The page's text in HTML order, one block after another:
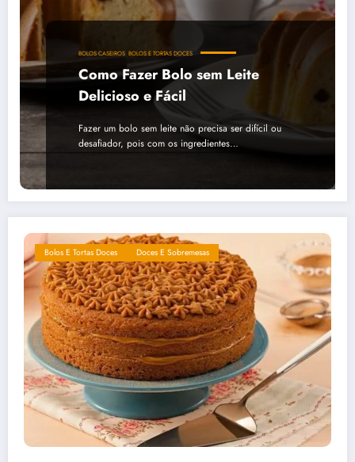
BOLOS CASEIROS BOLOS E TORTAS DOCES
Como Fazer Bolo sem Leite
Delicioso e Fácil
Fazer um bolo sem leite não precisa ser difícil ou
desafiador, pois com os ingredientes…
Bolos E Tortas Doces Doces E Sobremesas